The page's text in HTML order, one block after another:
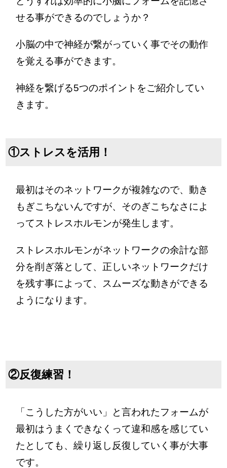
せる事ができるのでしょうか？
小脳の中で神経が繋がっていく事でその動作
を覚える事ができます。
神経を繋げる5つのポイントをご紹介してい
きます。
①ストレスを活用！
最初はそのネットワークが複雑なので、動き
もぎこちないんですが、そのぎこちなさによ
ってストレスホルモンが発生します。
ストレスホルモンがネットワークの余計な部
分を削ぎ落として、正しいネットワークだけ
を残す事によって、スムーズな動きができる
ようになります。
②反復練習！
「こうした方がいい」と言われたフォームが
最初はうまくできなくって違和感を感じてい
たとしても、繰り返し反復していく事が大事
です。